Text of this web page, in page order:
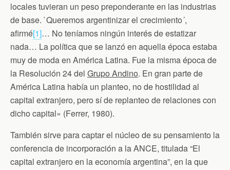
locales tuvieran un peso preponderante en las industrias
de base. `Queremos argentinizar el crecimiento´,
afirmé[1]… No teníamos ningún interés de estatizar
nada… La política que se lanzó en aquella época estaba
muy de moda en América Latina. Fue la misma época de
la Resolución 24 del Grupo Andino. En gran parte de
América Latina había un planteo, no de hostilidad al
capital extranjero, pero sí de replanteo de relaciones con
dicho capital» (Ferrer, 1980).
También sirve para captar el núcleo de su pensamiento la
conferencia de incorporación a la ANCE, titulada “El
capital extranjero en la economía argentina”, en la que